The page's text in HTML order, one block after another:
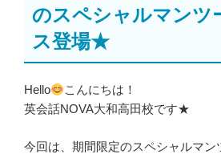
のスペシャルマンツ
ス登場★
Hello
こんにちは！
英会話NOVA大和高田校です★
今回は、期間限定のスペシャルマン